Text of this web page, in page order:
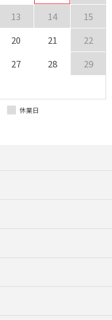
13 14
15
20 21
22
27 28
29
休業日